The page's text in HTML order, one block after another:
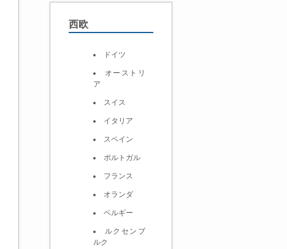
西欧
ドイツ
オーストリ
ア
スイス
イタリア
スペイン
ポルトガル
フランス
オランダ
ベルギー
ルクセンブ
ルク